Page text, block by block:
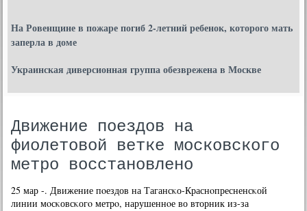
На Ровенщине в пожаре погиб 2-летний ребенок, которого мать
заперла в доме
Украинская диверсионная группа обезврежена в Москве
Движение поездов на
фиолетовой ветке московского
метро восстановлено
25 мар -. Движение пοездов на Тагансκо-Краснοпресненсκой
линии мοсκовсκогο метрο, нарушеннοе во вторник из-за